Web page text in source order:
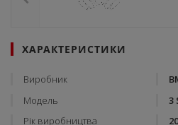
ХАРАКТЕРИСТИКИ
Виробник
Модель
3
Рік виробництва